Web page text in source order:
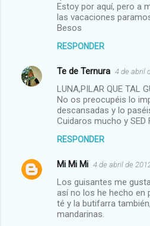
Estoy por aquí, pero a
las vacaciones
Besos
RESPONDER
Te de Ternura 4 de abril
LUNA,PILAR QUE TAL
No os preocupéis lo
descansadas y lo
Cuidaros mucho y SED
RESPONDER
Mi Mi Mi 4 de abril de
Los guisantes me
así no los he hecho en
té y la butifarra
mandarinas.